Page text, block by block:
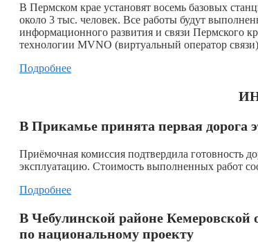
В Пермском крае установят восемь базовых
около 3 тыс. человек. Все работы будут
информационного развития и связи Пермского
технологии MVNO (виртуальный оператор
Подробнее
В Прикамье принята первая дорога
Приёмочная комиссия подтвердила готовность
эксплуатацию. Стоимость выполненных работ
Подробнее
В Чебулинской районе Кемеровской
по национальному проекту